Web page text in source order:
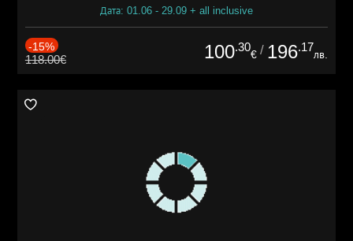
Дата: 01.06 - 29.09 + all inclusive
-15%
118.00€ 100.30
€ / 196.17
лв.